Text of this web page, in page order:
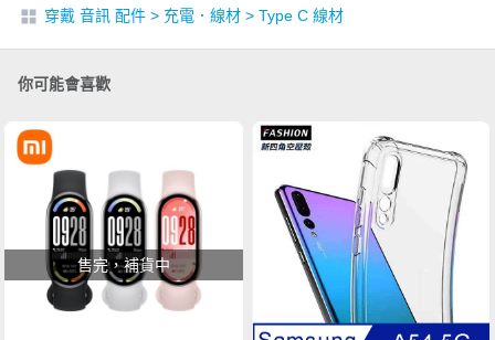
穿戴 音訊 配件 > 充電．線材 > Type C 線材
你可能會喜歡
售完，補貨中